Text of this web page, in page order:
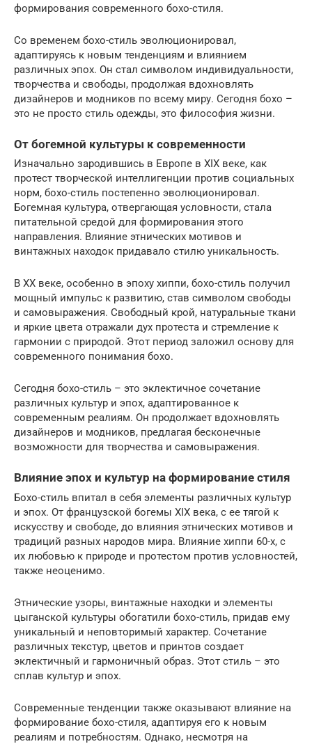
формирования современного бохо-стиля.
Со временем бохо-стиль эволюционировал,
адаптируясь к новым тенденциям и влиянием
различных эпох. Он стал символом индивидуальности,
творчества и свободы, продолжая вдохновлять
дизайнеров и модников по всему миру. Сегодня бохо –
это не просто стиль одежды, это философия жизни.
От богемной культуры к современности
Изначально зародившись в Европе в XIX веке, как
протест творческой интеллигенции против социальных
норм, бохо-стиль постепенно эволюционировал.
Богемная культура, отвергающая условности, стала
питательной средой для формирования этого
направления. Влияние этнических мотивов и
винтажных находок придавало стилю уникальность.
В XX веке, особенно в эпоху хиппи, бохо-стиль получил
мощный импульс к развитию, став символом свободы
и самовыражения. Свободный крой, натуральные ткани
и яркие цвета отражали дух протеста и стремление к
гармонии с природой. Этот период заложил основу для
современного понимания бохо.
Сегодня бохо-стиль – это эклектичное сочетание
различных культур и эпох, адаптированное к
современным реалиям. Он продолжает вдохновлять
дизайнеров и модников, предлагая бесконечные
возможности для творчества и самовыражения.
Влияние эпох и культур на формирование стиля
Бохо-стиль впитал в себя элементы различных культур
и эпох. От французской богемы XIX века, с ее тягой к
искусству и свободе, до влияния этнических мотивов и
традиций разных народов мира. Влияние хиппи 60-х, с
их любовью к природе и протестом против условностей,
также неоценимо.
Этнические узоры, винтажные находки и элементы
цыганской культуры обогатили бохо-стиль, придав ему
уникальный и неповторимый характер. Сочетание
различных текстур, цветов и принтов создает
эклектичный и гармоничный образ. Этот стиль – это
сплав культур и эпох.
Современные тенденции также оказывают влияние на
формирование бохо-стиля, адаптируя его к новым
реалиям и потребностям. Однако, несмотря на